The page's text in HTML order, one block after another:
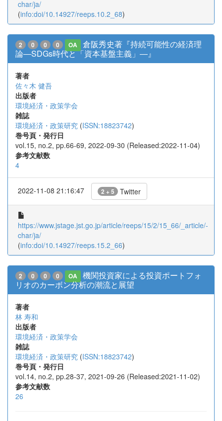
char/ja/
(info:doi/10.14927/reeps.10.2_68)
2 0 0 0 OA
倉阪秀史著『持続可能性の経済理
論―SDGs時代と「資本基盤主義」―』
著者
佐々木 健吾
出版者
環境経済・政策学会
雑誌
環境経済・政策研究 (ISSN:18823742)
巻号頁・発行日
vol.15, no.2, pp.66-69, 2022-09-30 (Released:2022-11-04)
参考文献数
4
2022-11-08 21:16:47 2 + 5 Twitter
https://www.jstage.jst.go.jp/article/reeps/15/2/15_66/_article/-
char/ja/
(info:doi/10.14927/reeps.15.2_66)
2 0 0 0 OA
機関投資家による投資ポートフォ
リオのカーボン分析の潮流と展望
著者
林 寿和
出版者
環境経済・政策学会
雑誌
環境経済・政策研究 (ISSN:18823742)
巻号頁・発行日
vol.14, no.2, pp.28-37, 2021-09-26 (Released:2021-11-02)
参考文献数
26